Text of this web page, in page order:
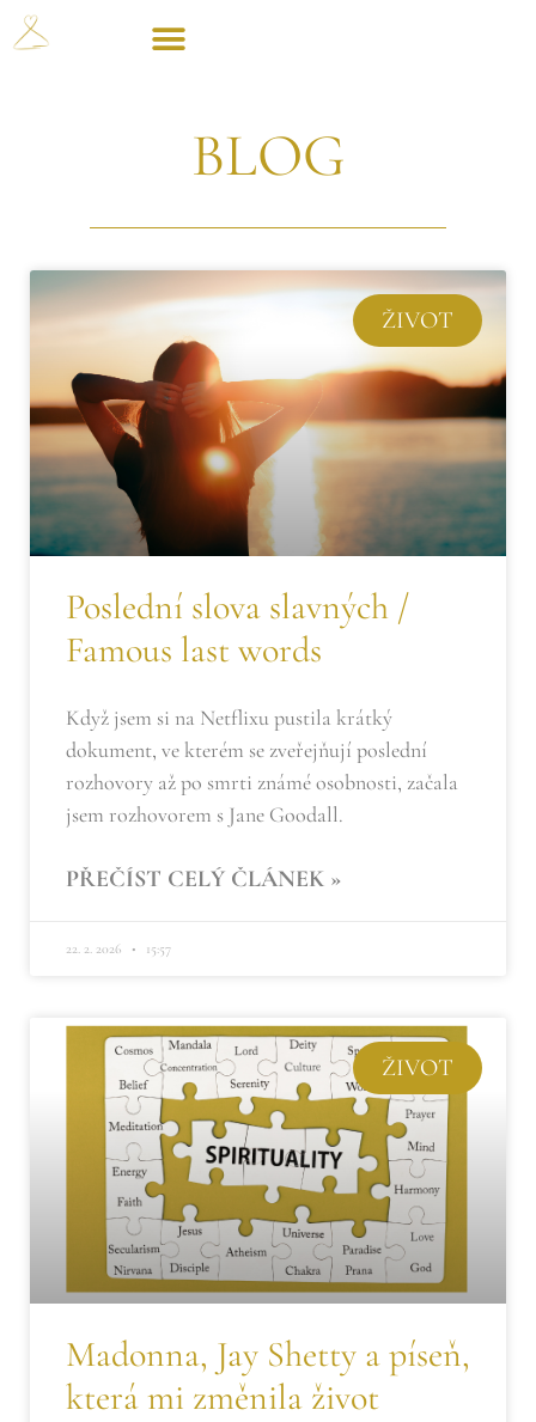
BLOG
ŽIVOT
Poslední slova slavných /
Famous last words
Když jsem si na Netflixu pustila krátký
dokument, ve kterém se zveřejňují poslední
rozhovory až po smrti známé osobnosti, začala
jsem rozhovorem s Jane Goodall.
PŘEČÍST CELÝ ČLÁNEK »
22. 2. 2026 15:57
ŽIVOT
Madonna, Jay Shetty a píseň,
která mi změnila život